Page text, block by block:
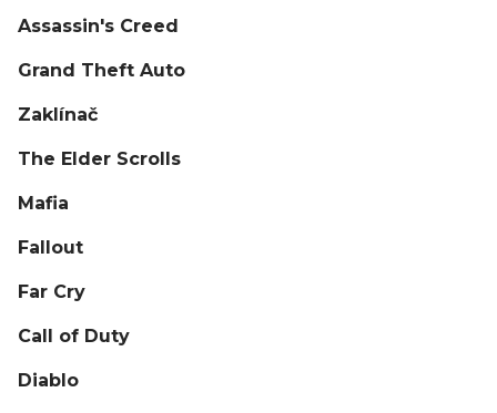
Assassin's Creed
Grand Theft Auto
Zaklínač
The Elder Scrolls
Mafia
Fallout
Far Cry
Call of Duty
Diablo